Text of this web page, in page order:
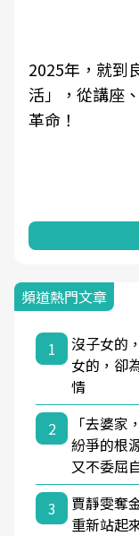
2025年，就到
活」，從講座
革命！
頻道熱門文章
1
沒子女的
女的，卻
情
2
「去婆
紛爭的根
又不委屈
3
賈靜雯奪
重新站起